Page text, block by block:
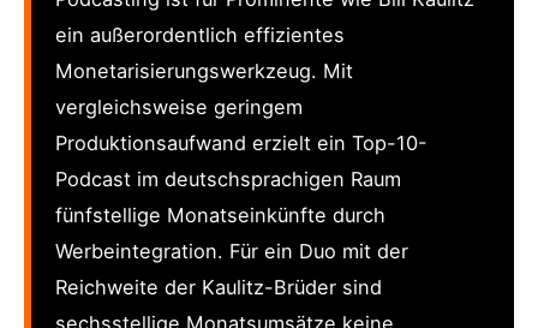
ein außerordentlich effizientes
Monetarisierungswerkzeug. Mit
vergleichsweise geringem
Produktionsaufwand erzielt ein Top-10-
Podcast im deutschsprachigen Raum
fünfstellige Monatseinkünfte durch
Werbeintegration. Für ein Duo mit der
Reichweite der Kaulitz-Brüder sind